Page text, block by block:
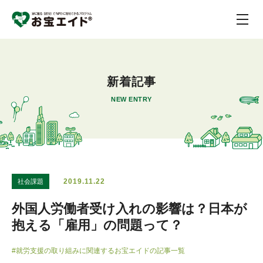
新着記事
NEW ENTRY
社会課題 2019.11.22
外国人労働者受け入れの影響は？日本が
抱える「雇用」の問題って？
#就労支援の取り組みに関連するお宝エイドの記事一覧